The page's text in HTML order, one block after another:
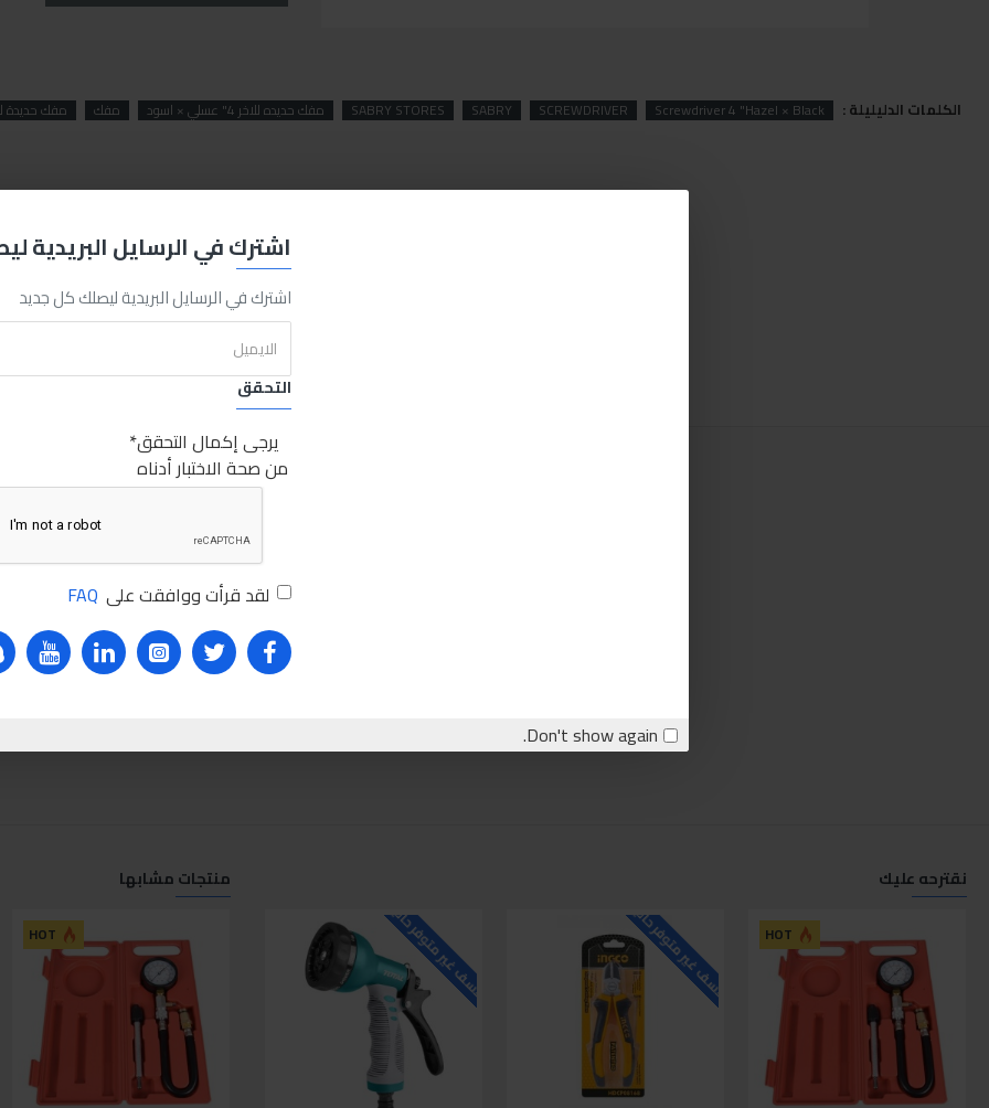
اشترك في الرسايل البريدية
اشترك في الرسايل البريدية ليصلك كل جديد
التحقق
يرجى إكمال التحقق
من صحة الاختبار أدناه
لقد قرأت ووافقت على FAQ
Don't show again.
الكلمات الدليليلة : Screwdriver 4 "Hazel × Black
SCREWDRIVER
SABRY
SABRY STORES مفك حديده للاخر 4" عسلي × اسود مفك مفك حديدة
نقترحه عليك
HOT للاسف غير متوفر حاليا للاسف غير متوفر حاليا HOT للاسف غير متوفر حاليا
منتجات مشابها
HOT